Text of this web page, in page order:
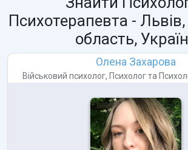
Психотерапевта -
область,
Олена Захарова
Військовий психолог, Психологта